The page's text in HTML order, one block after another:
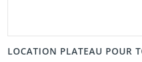
LOCATION PLATEAU POUR